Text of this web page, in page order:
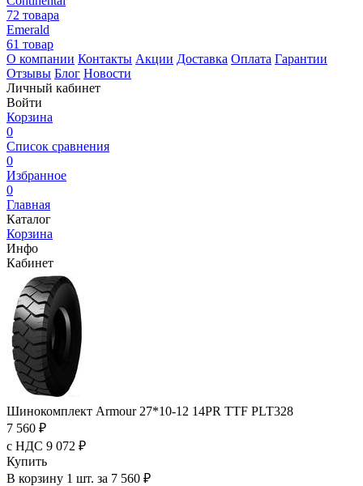
72 товара
Emerald
61 товар
О компании Контакты Акции Доставка Оплата Гарантии
Отзывы Блог Новости
Личный кабинет
Войти
Корзина
0
Список сравнения
0
Избранное
0
Главная
Каталог
Корзина
Инфо
Кабинет
Шинокомплект Armour 27*10-12 14PR TTF PLT328
7 560 ₽
с НДС 9 072 ₽
Купить
В корзину 1 шт. за 7 560 ₽